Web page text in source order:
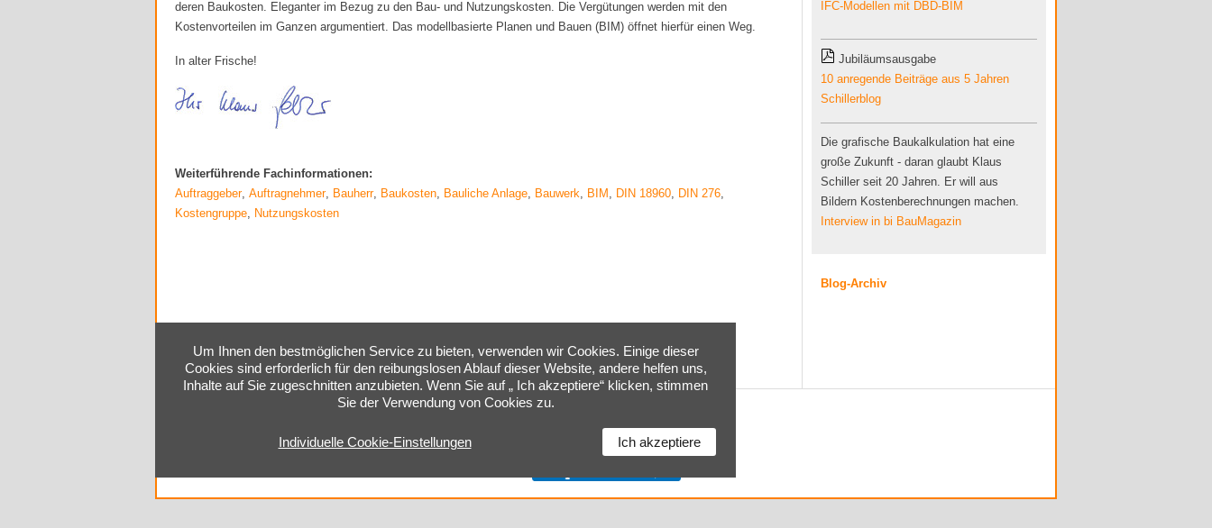
deren Baukosten. Eleganter im Bezug zu den Bau- und Nutzungskosten. Die Vergütungen werden mit den
Kostenvorteilen im Ganzen argumentiert. Das modellbasierte Planen und Bauen (BIM) öffnet hierfür einen Weg.
In alter Frische!
Weiterführende Fachinformationen:
Auftraggeber, Auftragnehmer, Bauherr, Baukosten, Bauliche Anlage, Bauwerk, BIM , DIN 18960, DIN 276,
Kostengruppe, Nutzungskosten
IFC-Modellen mit DBD-BIM
Jubiläumsausgabe
10 anregende Beiträge aus 5 Jahren
Schillerblog
Die grafische Baukalkulation hat eine
große Zukunft - daran glaubt Klaus
Schiller seit 20 Jahren. Er will aus
Bildern Kostenberechnungen machen.
Interview in bi BauMagazin
Blog-Archiv
Home
Cookie-Einstellungen|
Datenschutzerklärung
Um Ihnen den bestmöglichen Service zu bieten, verwenden wir Cookies. Einige dieser
Cookies sind erforderlich für den reibungslosen Ablauf dieser Website, andere helfen uns,
Inhalte auf Sie zugeschnitten anzubieten. Wenn Sie auf „ Ich akzeptiere“ klicken, stimmen
Sie der Verwendung von Cookies zu.
Individuelle Cookie-Einstellungen Ich akzeptiere